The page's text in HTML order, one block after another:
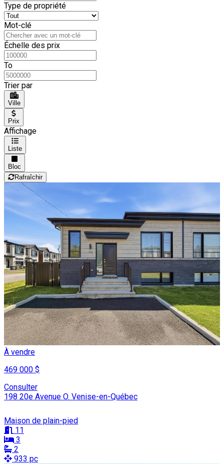
Type de propriété
Mot-clé
Échelle des prix
To
Trier par
Ville
Prix
Affichage
Liste
Bloc
Rafraîchir
À vendre
469 000 $
Consulter
198 20e Avenue O. Venise-en-Québec
Maison de plain-pied
11
3
2
933 pc